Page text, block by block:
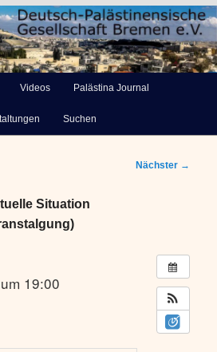
Videos Palästina Journal
Suchen
Nächster →
Situation
19:00